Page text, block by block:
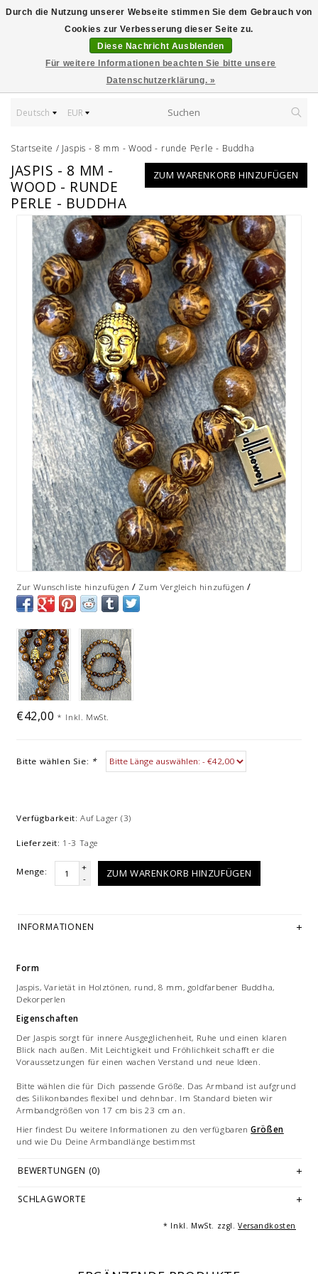
Deutsch EUR
Startseite / Jaspis - 8 mm - Wood - runde Perle - Buddha
ZUM WARENKORB HINZUFÜGEN
JASPIS - 8 MM -
WOOD - RUNDE
PERLE - BUDDHA
Zur Wunschliste hinzufügen / Zum Vergleich hinzufügen /
€42,00* Inkl. MwSt.
Bitte wählen Sie: *
Verfügbarkeit: Auf Lager(3)
Lieferzeit: 1-3 Tage
Menge:
+
-
ZUM WARENKORB HINZUFÜGEN
INFORMATIONEN
Form
Jaspis, Varietät in Holztönen, rund, 8 mm, goldfarbener Buddha,
Dekorperlen
Eigenschaften
Der Jaspis sorgt für innere Ausgeglichenheit, Ruhe und einen klaren
Blick nach außen. Mit Leichtigkeit und Fröhlichkeit schafft er die
Voraussetzungen für einen wachen Verstand und neue Ideen.
Bitte wählen die für Dich passende Größe. Das Armband ist aufgrund
des Silikonbandes flexibel und dehnbar. Im Standard bieten wir
Armbandgrößen von 17 cm bis 23 cm an.
Hier findest Du weitere Informationen zu den verfügbarenGrößen
und wie Du Deine Armbandlänge bestimmst
Deutschland.
Bilddarstellung: beispielhafte Aufnahme eines Armbandes von 19-21
Vermarktung und sind nicht Angebotsbestandteil.
BEWERTUNGEN (0)
SCHLAGWORTE
* Inkl. MwSt. zzgl.Versandkosten
Durch die Nutzung unserer Webseite stimmen Sie dem Gebrauch von
Cookies zur Verbesserung dieser Seite zu.
Diese Nachricht Ausblenden
Für weitere Informationen beachten Sie bitte unsere
Datenschutzerklärung. »